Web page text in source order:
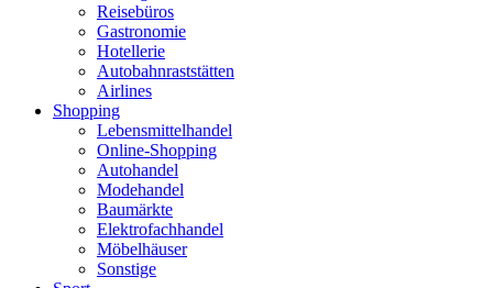
Reisebüros
Gastronomie
Hotellerie
Autobahnraststätten
Airlines
Shopping
Lebensmittelhandel
Online-Shopping
Autohandel
Modehandel
Baumärkte
Elektrofachhandel
Möbelhäuser
Sonstige